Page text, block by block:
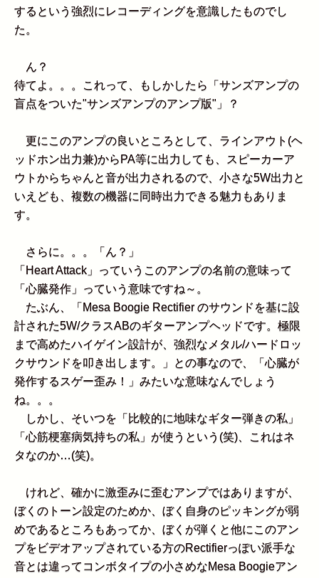
するという強烈にレコーディングを意識したものでし
た。
ん？
待てよ。。。これって、もしかしたら「サンズアンプの
盲点をついた"サンズアンプのアンプ版"」？
更にこのアンプの良いところとして、ラインアウト(ヘ
ッドホン出力兼)からPA等に出力しても、スピーカーア
ウトからちゃんと音が出力されるので、小さな5W出力と
いえども、複数の機器に同時出力できる魅力もありま
す。
さらに。。。「ん？」
「Heart Attack」っていうこのアンプの名前の意味って
「心臓発作」っていう意味ですね～。
たぶん、「Mesa Boogie Rectifier のサウンドを基に設
計された5W/クラスABのギターアンプヘッドです。極限
まで高めたハイゲイン設計が、強烈なメタル/ハードロッ
クサウンドを叩き出します。」との事なので、「心臓が
発作するスゲー歪み！」みたいな意味なんでしょう
ね。。。
しかし、そいつを「比較的に地味なギター弾きの私」
「心筋梗塞病気持ちの私」が使うという(笑)、これはネ
タなのか…(笑)。
けれど、確かに激歪みに歪むアンプではありますが、
ぼくのトーン設定のためか、ぼく自身のピッキングが弱
めであるところもあってか、ぼくが弾くと他にこのアン
プをビデオアップされている方のRectifierっぽい派手な
音とは違ってコンボタイプの小さめなMesa Boogieアン